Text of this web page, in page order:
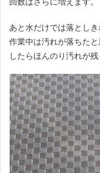
あと水だけでは落とし
作業中は汚れが落ちた
したらほんのり汚れが